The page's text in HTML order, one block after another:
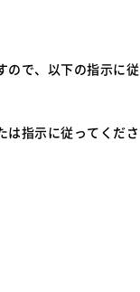
ので、以下の指示に従
は指示に従ってくださ